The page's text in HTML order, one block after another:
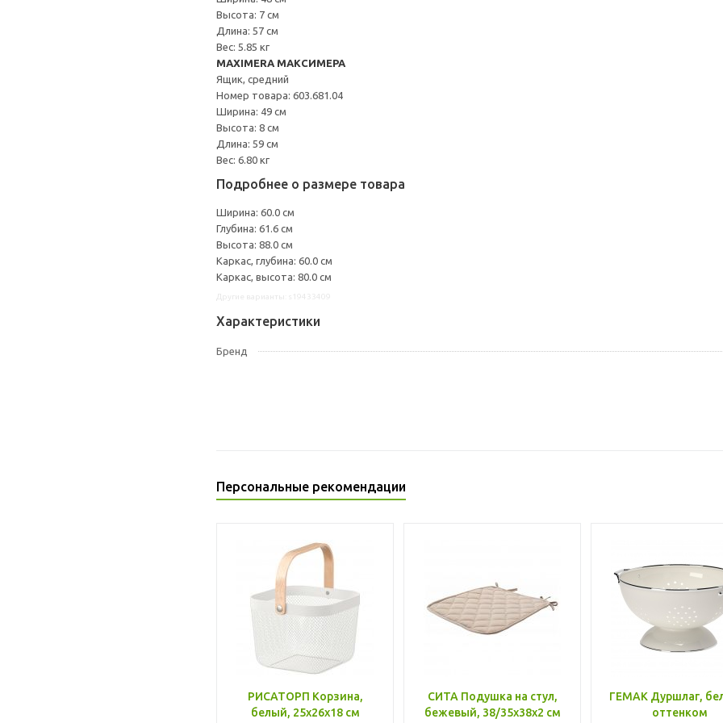
Высота: 7 см
Длина: 57 см
Вес: 5.85 кг
MAXIMERA МАКСИМЕРА
Ящик, средний
Номер товара: 603.681.04
Ширина: 49 см
Высота: 8 см
Длина: 59 см
Вес: 6.80 кг
Подробнее о размере товара
Ширина: 60.0 см
Глубина: 61.6 см
Высота: 88.0 см
Каркас, глубина: 60.0 см
Каркас, высота: 80.0 см
Характеристики
Бренд
Персональные рекомендации
РИСАТОРП Корзина,
белый, 25x26x18 см
СИТА Подушка на стул,
бежевый, 38/35x38x2 см
ГЕМАК Дуршлаг,
оттенком